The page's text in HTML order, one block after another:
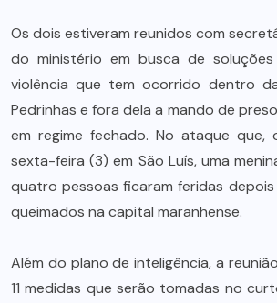
Os dois estiveram reunidos com
do ministério em busca de
violência que tem ocorrido dentro
Pedrinhas e fora dela a mando de
em regime fechado. No ataque que,
sexta-feira (3) em São Luís, uma
quatro pessoas ficaram feridas
queimados na capital maranhense.
Além do plano de inteligência, a
11 medidas que serão tomadas no